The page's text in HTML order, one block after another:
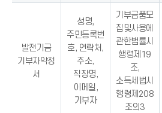
발전기금
기부자약정
서
성명,
주민등록번
호, 연락처,
주소,
직장명,
이메일,
기부자
기부금품모
집및사용에
관한법률시
행령제19
조,
소득세법시
행령제208
조의3